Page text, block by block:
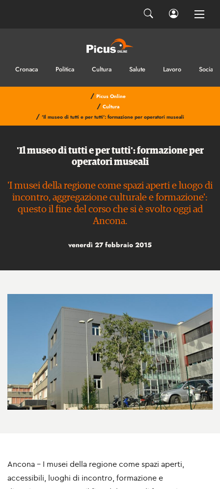
Cronaca Politica Cultura Salute Lavoro Sociale
/ Picus Online
/ Cultura
/ 'Il museo di tutti e per tutti': formazione per operatori museali
'Il museo di tutti e per tutti': formazione per
operatori museali
'I musei della regione come spazi aperti e luogo di
incontro, aggregazione culturale e formazione':
questo il fine del corso che si è svolto oggi ad
Ancona.
venerdì 27 febbraio 2015
Ancona - I musei della regione come spazi aperti,
accessibili, luoghi di incontro, formazione e